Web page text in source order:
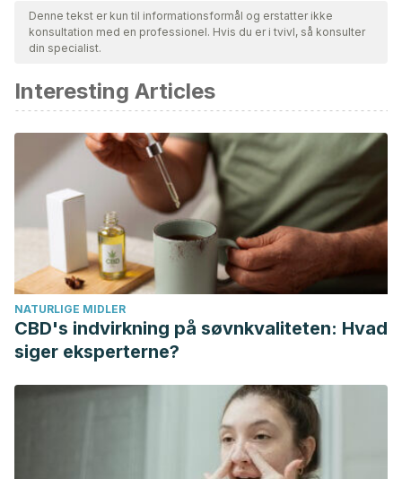
for at sikre deres kvalitet, pålidelighed, aktualitet og validitet.
Bibliografien i denne artikel blev betragtet som pålidelig og af
Andrés-Nogales F, Oyagüez I, Betegón-Nicolás L, Canal-
Fontcuberta C, Soto-Álvarez J. Situación del tratamiento
anticoagulante oral en pacientes con fibrilación auricular
no valvular en España. Estudio REACT-AF. Revista Clínica
Española. 2015; 215(2): 73-82.
Bayés L, Cygankiewicz I, Bayés G, et al. Espectro clínico y
complicaciones de la fibrilación auricular. Arch Cardiol Mex.
2004; 74(Suppl: 2): 293-297.
González Rojas N, Giménez E, Fernández MA, et al.
Preferencias por los tratamientos anticoagulantes orales
para la prevención a medio y largo plazo del ictus en la
fibrilación auricular no valvular.
2012; 55(1): 11-19.
Montero-Rincón G. Prevención primaria en fibrilación
auricular. Rev Colomb Cardiol. 2016; 23(S5):186-191.
Ortega-Moral A, Valle-Sahagún B, Barón-Esquivias G.
Denne tekst er kun til informationsformål og erstatter ikke
konsultation med en professionel. Hvis du er i tvivl, så konsulter
din specialist.
Interesting Articles
NATURLIGE MIDLER
CBD's indvirkning på søvnkvaliteten: Hvad
siger eksperterne?